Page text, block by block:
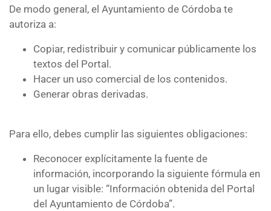
De modo general, el Ayuntamiento de Córdoba te
autoriza a:
Copiar, redistribuir y comunicar públicamente los
textos del Portal.
Hacer un uso comercial de los contenidos.
Generar obras derivadas.
Para ello, debes cumplir las siguientes obligaciones:
Reconocer explícitamente la fuente de
información, incorporando la siguiente fórmula en
un lugar visible: “Información obtenida del Portal
del Ayuntamiento de Córdoba”.